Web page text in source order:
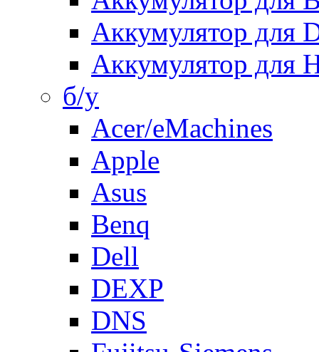
Аккумулятор для
Аккумулятор для
б/у
Acer/eMachines
Apple
Asus
Benq
Dell
DEXP
DNS